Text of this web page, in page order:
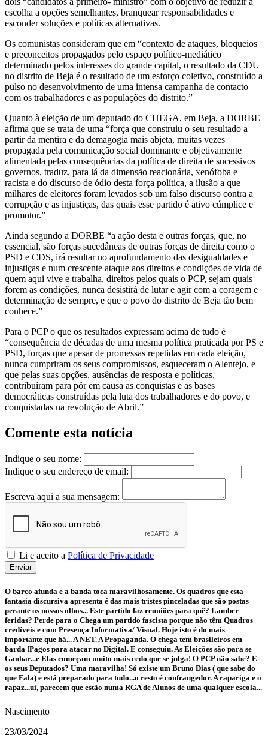
escolha a opções semelhantes, branquear responsabilidades e
esconder soluções e políticas alternativas.
Os comunistas consideram que em “contexto de ataques, bloqueios
e preconceitos propagados pelo espaço político-mediático
determinado pelos interesses do grande capital, o resultado da CDU
no distrito de Beja é o resultado de um esforço coletivo, construído a
pulso no desenvolvimento de uma intensa campanha de contacto
com os trabalhadores e as populações do distrito.”
Quanto à eleição de um deputado do CHEGA, em Beja, a DORBE
afirma que se trata de uma “força que construiu o seu resultado a
partir da mentira e da demagogia mais abjeta, muitas vezes
propagada pela comunicação social dominante e objetivamente
alimentada pelas consequências da política de direita de sucessivos
governos, traduz, para lá da dimensão reacionária, xenófoba e
racista e do discurso de ódio desta força política, a ilusão a que
milhares de eleitores foram levados sob um falso discurso contra a
corrupção e as injustiças, das quais esse partido é ativo cúmplice e
promotor.”
Ainda segundo a DORBE “a ação desta e outras forças, que, no
essencial, são forças sucedâneas de outras forças de direita como o
PSD e CDS, irá resultar no aprofundamento das desigualdades e
injustiças e num crescente ataque aos direitos e condições de vida de
quem aqui vive e trabalha, direitos pelos quais o PCP, sejam quais
forem as condições, nunca desistirá de lutar e agir com a coragem e
determinação de sempre, e que o povo do distrito de Beja tão bem
conhece.”
Para o PCP o que os resultados expressam acima de tudo é
“consequência de décadas de uma mesma política praticada por PS e
PSD, forças que apesar de promessas repetidas em cada eleição,
nunca cumpriram os seus compromissos, esqueceram o Alentejo, e
que pelas suas opções, ausências de resposta e políticas,
contribuíram para pôr em causa as conquistas e as bases
democráticas construídas pela luta dos trabalhadores e do povo, e
conquistadas na revolução de Abril.”
Comente esta notícia
Indique o seu nome:
Indique o seu endereço de email:
Escreva aqui a sua mensagem:
Li e aceito a Política de Privacidade
Enviar
O barco afunda e a banda toca maravilhosamente. Os quadros que esta
fantasia discursiva apresenta é das mais tristes pinceladas que são postas
perante os nossos olhos... Este partido faz reuniões para quê? Lamber
feridas? Perde para o Chega um partido fascista porque não têm Quadros
credíveis e com Presença Informativa/ Visual. Hoje isto é do mais
importante que há... A NET. A Propaganda. O chega tem brasileiros em
barda !Pagos para atacar no Digital. E conseguiu. As Eleições são para se
Ganhar...e Elas começam muito mais cedo que se julga! O PCP não sabe? E
os seus Deputados? Uma maravilha! Só existe um Bruno Dias ( que sabe do
que Fala) e está preparado para tudo...o resto é confrangedor. A rapariga e o
rapaz...ui, parecem que estão numa RGA de Alunos de uma qualquer escola...
Nascimento
23/03/2024